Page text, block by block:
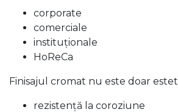
corporate
comerciale
instituționale
HoReCa
Finisajul cromat nu este doar
rezistență la coroziune